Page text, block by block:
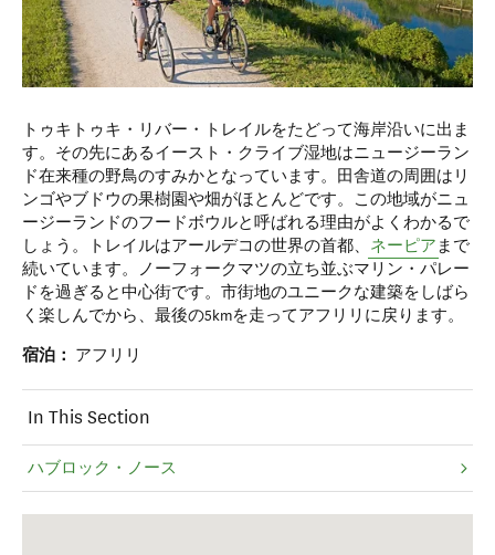
トゥキトゥキ・リバー・トレイルをたどって海岸沿いに出ま
す。その先にあるイースト・クライブ湿地はニュージーラン
ド在来種の野鳥のすみかとなっています。田舎道の周囲はリ
ンゴやブドウの果樹園や畑がほとんどです。この地域がニュ
ージーランドのフードボウルと呼ばれる理由がよくわかるで
しょう。トレイルはアールデコの世界の首都、 ネーピア まで
続いています。ノーフォークマツの立ち並ぶマリン・パレー
ドを過ぎると中心街です。市街地のユニークな建築をしばら
く楽しんでから、最後の5kmを走ってアフリリに戻ります。
宿泊： アフリリ
In This Section
ハブロック・ノース